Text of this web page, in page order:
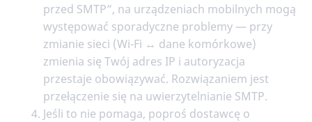
przed SMTP”, na urządzeniach mobilnych mogą
występować sporadyczne problemy — przy
zmianie sieci (Wi-Fi ↔︎ dane komórkowe)
zmienia się Twój adres IP i autoryzacja
przestaje obowiązywać. Rozwiązaniem jest
przełączenie się na uwierzytelnianie SMTP.
Jeśli to nie pomaga, poproś dostawcę o